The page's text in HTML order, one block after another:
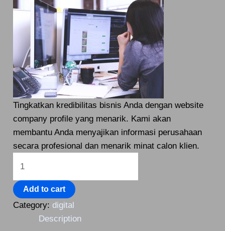
Tingkatkan kredibilitas bisnis Anda dengan website
company profile yang menarik. Kami akan
membantu Anda menyajikan informasi perusahaan
secara profesional dan menarik minat calon klien.
Add to cart
Category: digital
Description